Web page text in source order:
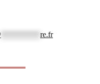
re.fr